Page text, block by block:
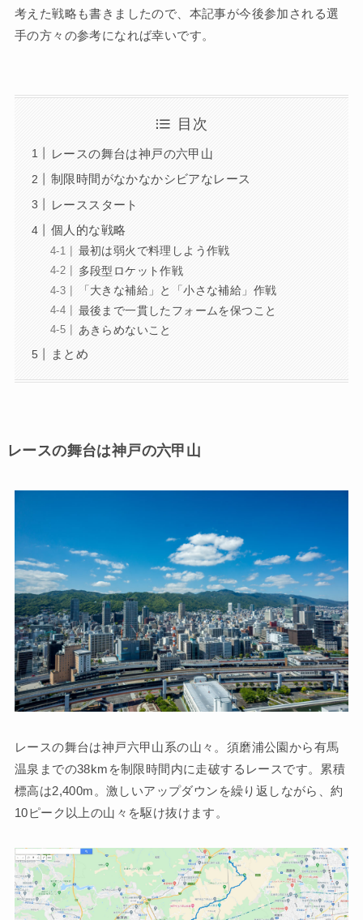
考えた戦略も書きましたので、本記事が今後参加される選
手の方々の参考になれば幸いです。
目次
レースの舞台は神戸の六甲山
制限時間がなかなかシビアなレース
レーススタート
個人的な戦略
最初は弱火で料理しよう作戦
多段型ロケット作戦
「大きな補給」と「小さな補給」作戦
最後まで一貫したフォームを保つこと
あきらめないこと
まとめ
レースの舞台は神戸の六甲山
レースの舞台は神戸六甲山系の山々。須磨浦公園から有馬
温泉までの38kmを制限時間内に走破するレースです。累積
標高は2,400m。激しいアップダウンを繰り返しながら、約
10ピーク以上の山々を駆け抜けます。